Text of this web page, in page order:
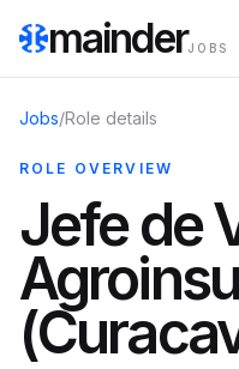
mainderJOBS
Jobs/Role details
ROLE OVERVIEW
Jefe de